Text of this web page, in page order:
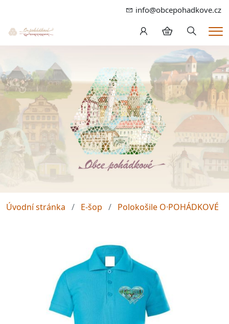
info@obcepohadkove.cz
Hledání
Úvodní stránka E-šop Polokošile O·POHÁDKOVÉ